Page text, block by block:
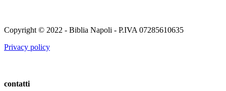
Copyright © 2022 - Biblia Napoli - P.IVA 07285610635
Privacy policy
contatti